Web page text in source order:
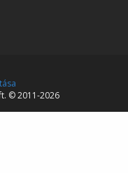
© 2011-2026